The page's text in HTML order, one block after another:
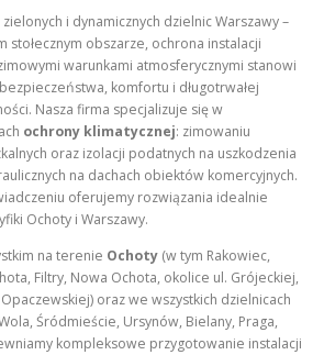
i dynamicznych dzielnic Warszawy –
stołecznym obszarze, ochrona instalacji
warunkami atmosferycznymi stanowi
komfortu i długotrwałej
Nasza firma specjalizuje się w
ochrony klimatycznej: zimowaniu
oraz izolacji podatnych na uszkodzenia
na dachach obiektów komercyjnych.
oferujemy rozwiązania idealnie
Ochoty i Warszawy.
na terenie Ochoty (w tym Rakowiec,
Filtry, Nowa Ochota, okolice ul. Grójeckiej,
oraz we wszystkich dzielnicach
Śródmieście, Ursynów, Bielany, Praga,
kompleksowe przygotowanie instalacji